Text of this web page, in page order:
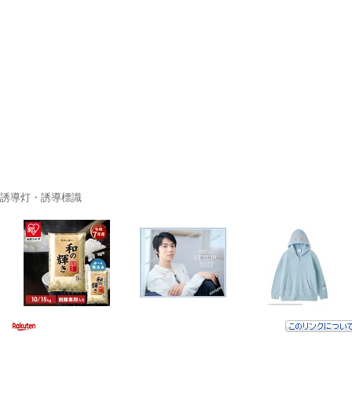
誘導灯・誘導標識